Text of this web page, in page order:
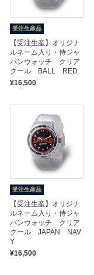
受注生産品
【受注生産】オリジナ
ルネーム入り・侍ジャ
パンウォッチ クリア
クール BALL RED
¥16,500
受注生産品
【受注生産】オリジナ
ルネーム入り・侍ジャ
パンウォッチ クリア
クール JAPAN NAV
Y
¥16,500